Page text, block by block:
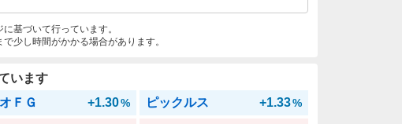
基づいて行っています。
少し時間がかかる場合があります。
います
ＦＧ
+1.30% ピックルス +1.33%